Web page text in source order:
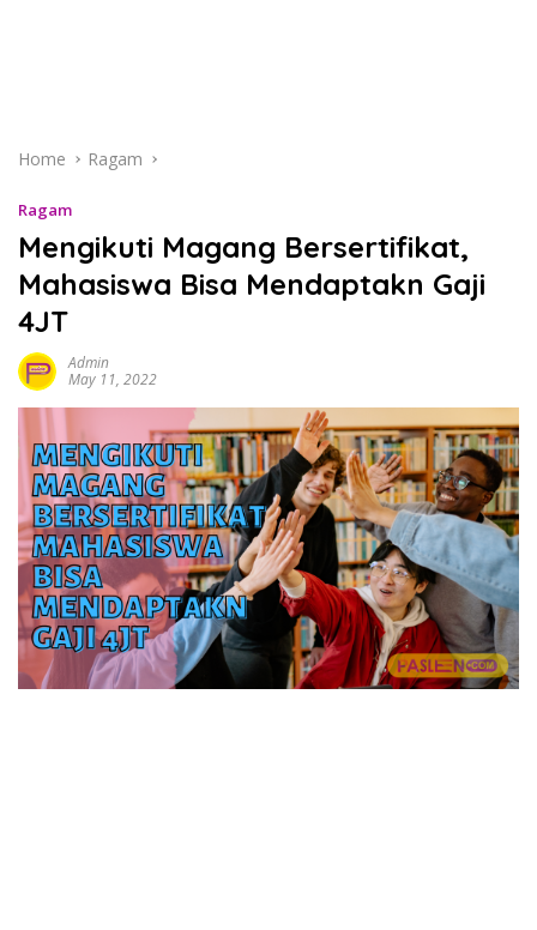
Home Ragam
Ragam
Mengikuti Magang Bersertifikat,
Mahasiswa Bisa Mendaptakn Gaji
4JT
Admin
May 11, 2022